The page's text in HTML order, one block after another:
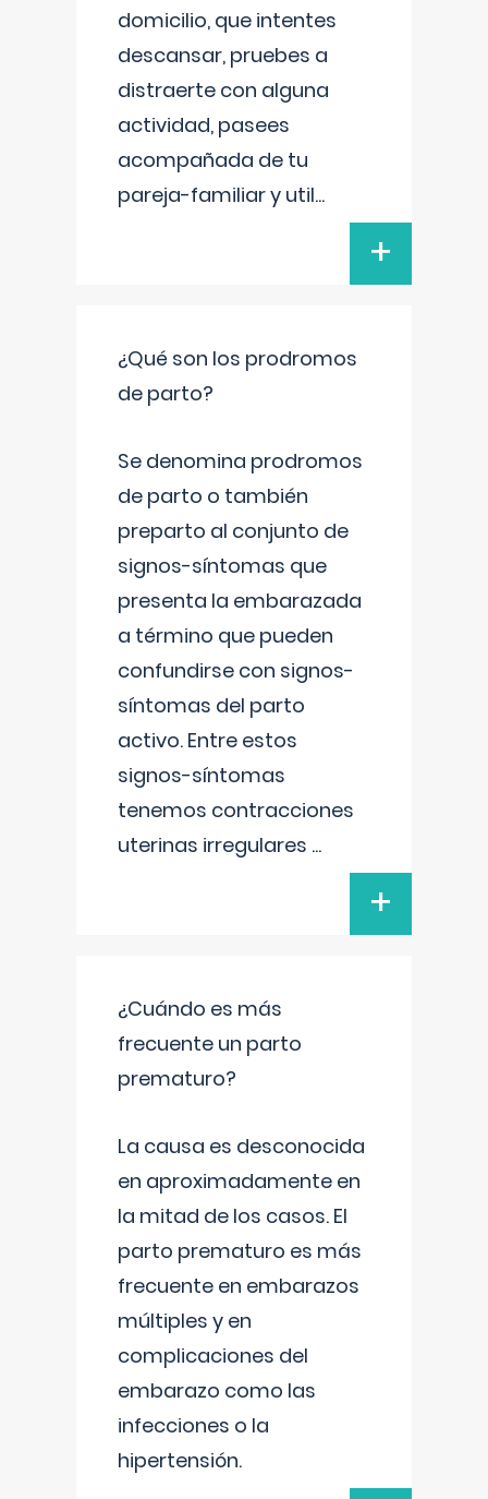
domicilio, que intentes
descansar, pruebes a
distraerte con alguna
actividad, pasees
acompañada de tu
pareja-familiar y util...
+
¿Qué son los prodromos
de parto?
Se denomina prodromos
de parto o también
preparto al conjunto de
signos-síntomas que
presenta la embarazada
a término que pueden
confundirse con signos-
síntomas del parto
activo. Entre estos
signos-síntomas
tenemos contracciones
uterinas irregulares ...
+
¿Cuándo es más
frecuente un parto
prematuro?
La causa es desconocida
en aproximadamente en
la mitad de los casos. El
parto prematuro es más
frecuente en embarazos
múltiples y en
complicaciones del
embarazo como las
infecciones o la
hipertensión.